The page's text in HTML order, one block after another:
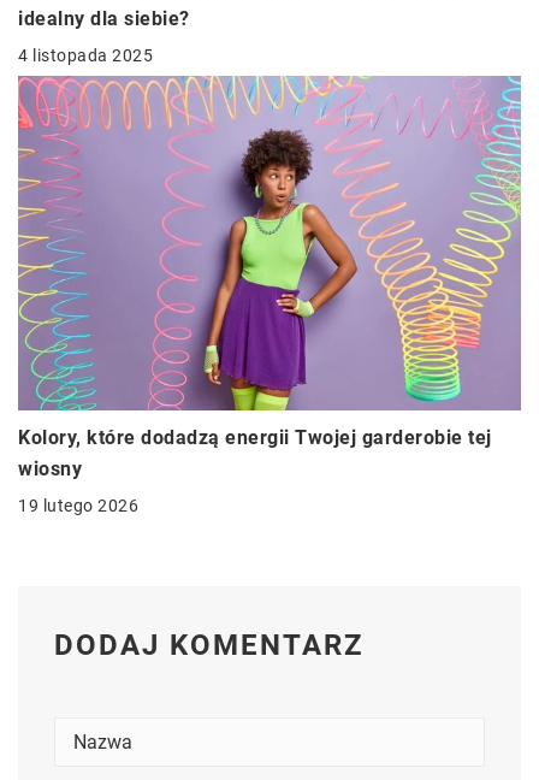
idealny dla siebie?
4 listopada 2025
Kolory, które dodadzą energii Twojej garderobie tej
wiosny
19 lutego 2026
DODAJ KOMENTARZ